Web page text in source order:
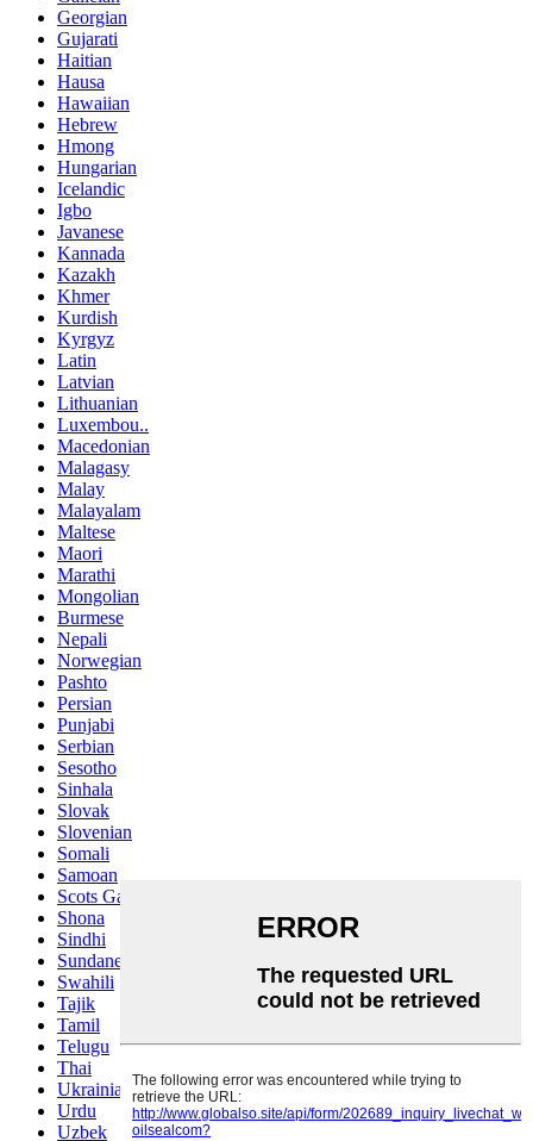
Georgian
Gujarati
Haitian
Hausa
Hawaiian
Hebrew
Hmong
Hungarian
Icelandic
Igbo
Javanese
Kannada
Kazakh
Khmer
Kurdish
Kyrgyz
Latin
Latvian
Lithuanian
Luxembou..
Macedonian
Malagasy
Malay
Malayalam
Maltese
Maori
Marathi
Mongolian
Burmese
Nepali
Norwegian
Pashto
Persian
Punjabi
Serbian
Sesotho
Sinhala
Slovak
Slovenian
Somali
Samoan
Scots Gaelic
Shona
Sindhi
Sundanese
Swahili
Tajik
Tamil
Telugu
Thai
Ukrainian
Urdu
Uzbek